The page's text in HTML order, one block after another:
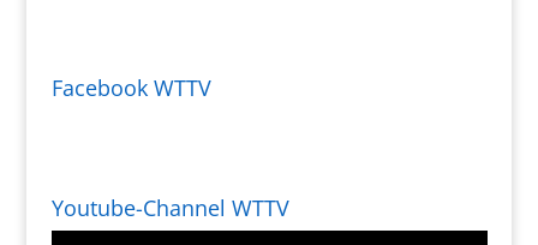
Facebook WTTV
Youtube-Channel WTTV